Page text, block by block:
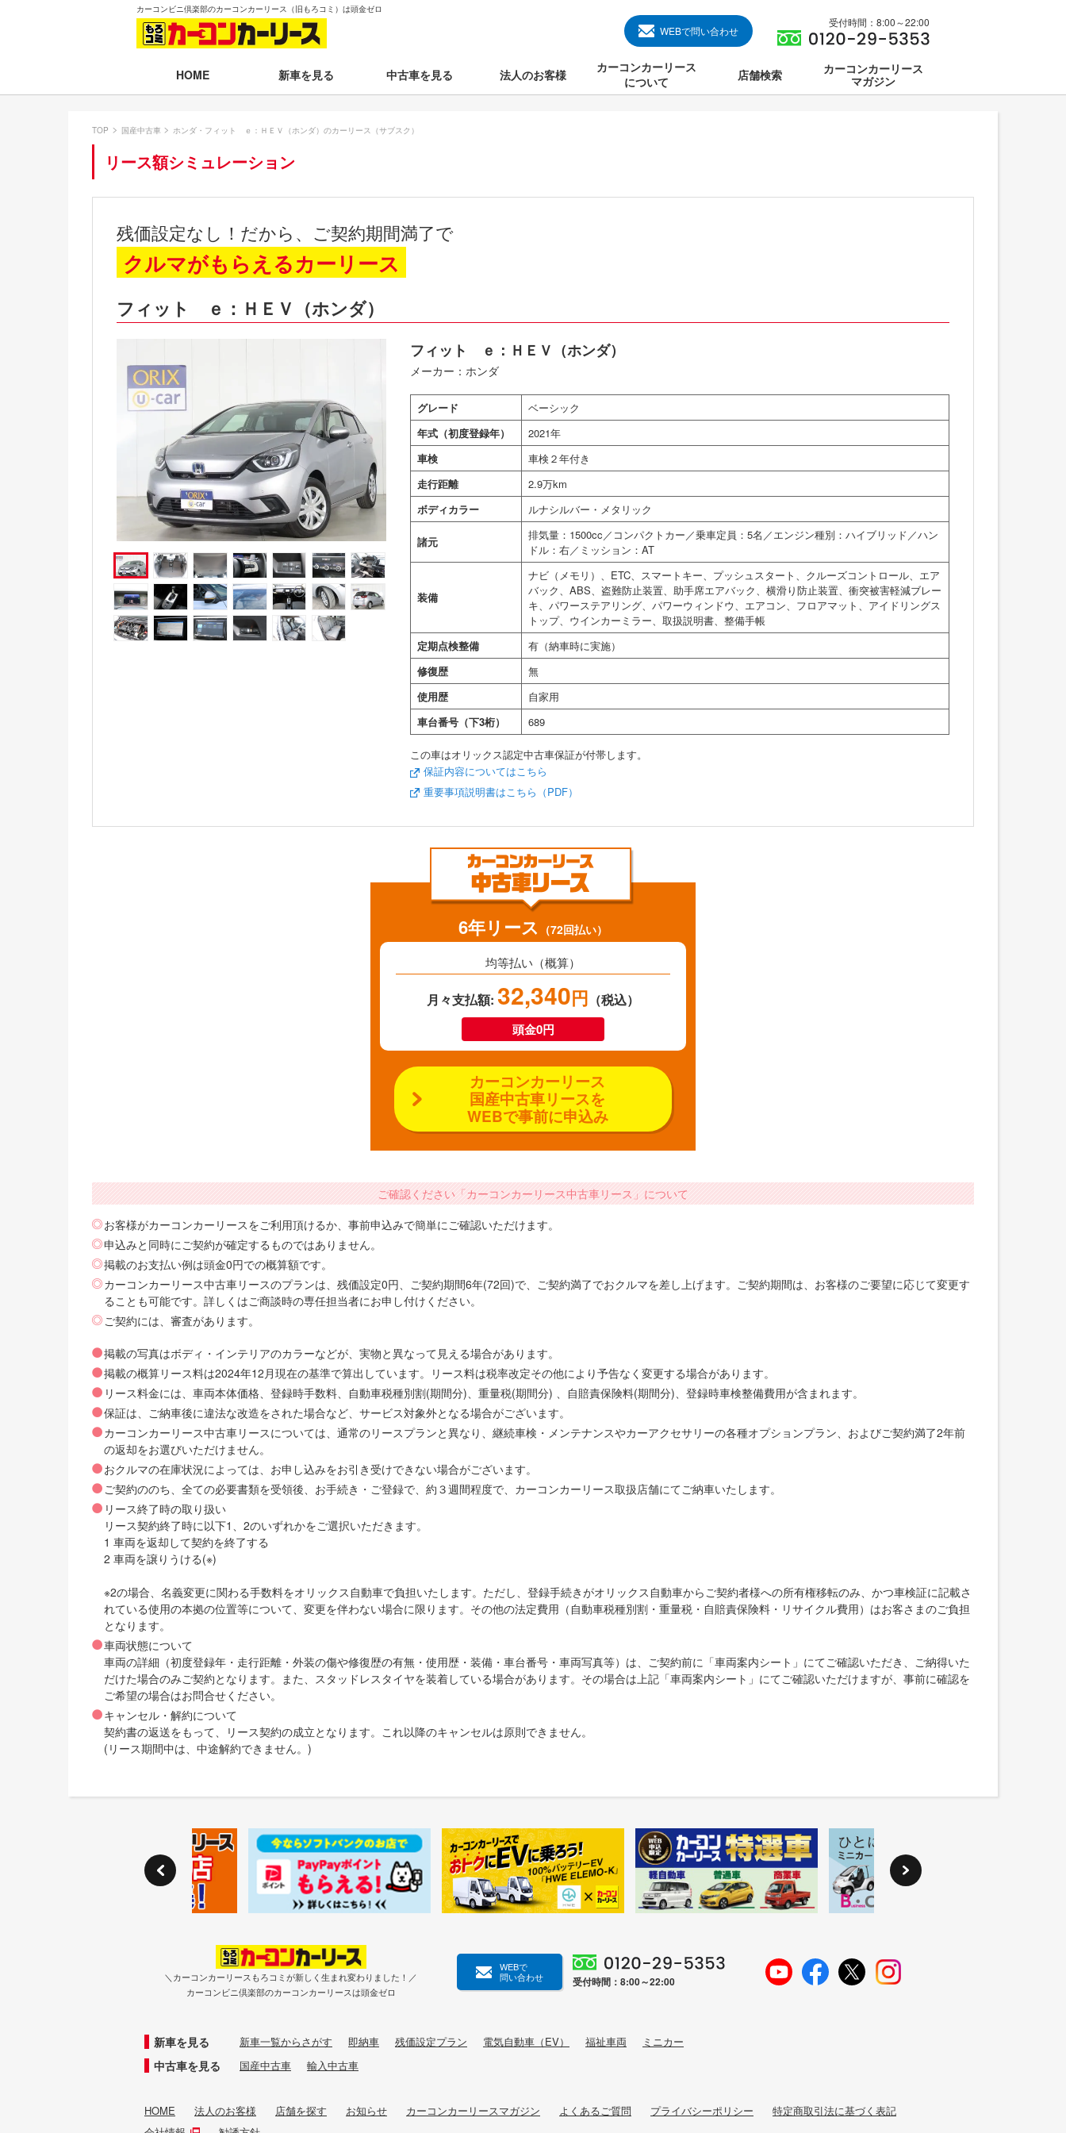
カーコンビニ倶楽部のカーコンカーリース（旧もろコミ）は頭金ゼロ
WEBで問い合わせ
受付時間：8:00～22:00
HOME 新車を見る
月々50,001円以上のクルマを見る
新車一覧から選ぶ
即納車（最短14日で納車）
残価設定プラン
福祉車両
ミニカー
中古車を見る 法人のお客様
カーコンカーリース
について
店舗検索
カーコンカーリース
マガジン
TOP 国産中古車 ホンダ・フィット ｅ：ＨＥＶ（ホンダ）のカーリース（サブスク）
リース額シミュレーション
残価設定なし！だから、ご契約期間満了で
クルマがもらえるカーリース
フィット ｅ：ＨＥＶ（ホンダ）
フィット ｅ：ＨＥＶ（ホンダ）
メーカー：ホンダ
グレード
ベーシック
年式（初度登録年）
2021年
車検
車検２年付き
走行距離
2.9万km
ボディカラー
ルナシルバー・メタリック
諸元
排気量：1500cc／コンパクトカー／乗車定員：5名／エンジン種別：ハイブリッド／ハン
ドル：右／ミッション：AT
装備
ナビ（メモリ）、ETC、スマートキー、プッシュスタート、クルーズコントロール、エア
バック、ABS、盗難防止装置、助手席エアバック、横滑り防止装置、衝突被害軽減ブレー
キ、パワーステアリング、パワーウィンドウ、エアコン、フロアマット、アイドリングス
トップ、ウインカーミラー、取扱説明書、整備手帳
定期点検整備
有（納車時に実施）
修復歴
無
使用歴
自家用
車台番号（下3桁）
689
この車はオリックス認定中古車保証が付帯します。
保証内容についてはこちら
重要事項説明書はこちら（PDF）
6年リース （72回払い）
均等払い（概算）
月々支払額: 32,340円 （税込）
頭金0円
カーコンカーリース
国産中古車リースを
WEBで事前に申込み
ご確認ください「カーコンカーリース中古車リース」について
お客様がカーコンカーリースをご利用頂けるか、事前申込みで簡単にご確認いただけます。
申込みと同時にご契約が確定するものではありません。
掲載のお支払い例は頭金0円での概算額です。
カーコンカーリース中古車リースのプランは、残価設定0円、ご契約期間6年(72回)で、ご契約満了でおクルマを差し上げます。ご契約期間は、お客様のご要望に応じて変更す
ることも可能です。詳しくはご商談時の専任担当者にお申し付けください。
ご契約には、審査があります。
掲載の写真はボディ・インテリアのカラーなどが、実物と異なって見える場合があります。
掲載の概算リース料は2024年12月現在の基準で算出しています。リース料は税率改定その他により予告なく変更する場合があります。
リース料金には、車両本体価格、登録時手数料、自動車税種別割(期間分)、重量税(期間分) 、自賠責保険料(期間分)、登録時車検整備費用が含まれます。
保証は、ご納車後に違法な改造をされた場合など、サービス対象外となる場合がございます。
カーコンカーリース中古車リースについては、通常のリースプランと異なり、継続車検・メンテナンスやカーアクセサリーの各種オプションプラン、およびご契約満了2年前
の返却をお選びいただけません。
おクルマの在庫状況によっては、お申し込みをお引き受けできない場合がございます。
ご契約ののち、全ての必要書類を受領後、お手続き・ご登録で、約３週間程度で、カーコンカーリース取扱店舗にてご納車いたします。
リース終了時の取り扱い
リース契約終了時に以下1、2のいずれかをご選択いただきます。
1 車両を返却して契約を終了する
2 車両を譲りうける(※)
※2の場合、名義変更に関わる手数料をオリックス自動車で負担いたします。ただし、登録手続きがオリックス自動車からご契約者様への所有権移転のみ、かつ車検証に記載さ
れている使用の本拠の位置等について、変更を伴わない場合に限ります。その他の法定費用（自動車税種別割・重量税・自賠責保険料・リサイクル費用）はお客さまのご負担
となります。
車両状態について
車両の詳細（初度登録年・走行距離・外装の傷や修復歴の有無・使用歴・装備・車台番号・車両写真等）は、ご契約前に「車両案内シート」にてご確認いただき、ご納得いた
だけた場合のみご契約となります。また、スタッドレスタイヤを装着している場合があります。その場合は上記「車両案内シート」にてご確認いただけますが、事前に確認を
ご希望の場合はお問合せください。
キャンセル・解約について
契約書の返送をもって、リース契約の成立となります。これ以降のキャンセルは原則できません。
(リース期間中は、中途解約できません。)
＼カーコンカーリースもろコミが新しく生まれ変わりました！／
カーコンビニ倶楽部のカーコンカーリースは頭金ゼロ
WEBで
問い合わせ
受付時間：8:00～22:00
新車を見る 新車一覧からさがす 即納車 残価設定プラン 電気自動車（EV） 福祉車両 ミニカー
中古車を見る 国産中古車 輸入中古車
HOME 法人のお客様 店舗を探す お知らせ カーコンカーリースマガジン よくあるご質問 プライバシーポリシー
特定商取引法に基づく表記